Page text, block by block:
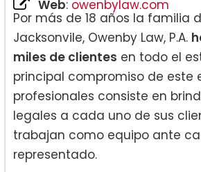
Web: owenbylaw.com
Por más de 18 años la familia
Jacksonvile, Owenby Law, P.A.
miles de clientes en todo el
principal compromiso de este
profesionales consiste en
legales a cada uno de sus
trabajan como equipo ante
representado.